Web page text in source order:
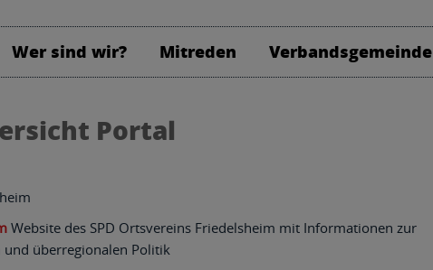
Wer sind wir? Mitreden Verbandsgemeinde
Portal
Website des SPD Ortsvereins Friedelsheim mit Informationen zur
und überregionalen Politik